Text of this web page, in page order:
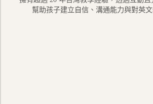
幫助孩子建立自信、溝通能力與對英